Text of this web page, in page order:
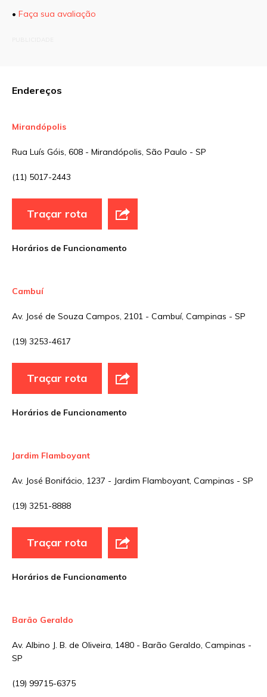
• Faça sua avaliação
Endereços
Mirandópolis
Rua Luís Góis, 608 - Mirandópolis, São Paulo - SP
(11) 5017-2443
Traçar rota
Horários de Funcionamento
Cambuí
Av. José de Souza Campos, 2101 - Cambuí, Campinas - SP
(19) 3253-4617
Traçar rota
Horários de Funcionamento
Jardim Flamboyant
Av. José Bonifácio, 1237 - Jardim Flamboyant, Campinas - SP
(19) 3251-8888
Traçar rota
Horários de Funcionamento
Barão Geraldo
Av. Albino J. B. de Oliveira, 1480 - Barão Geraldo, Campinas -
SP
(19) 99715-6375